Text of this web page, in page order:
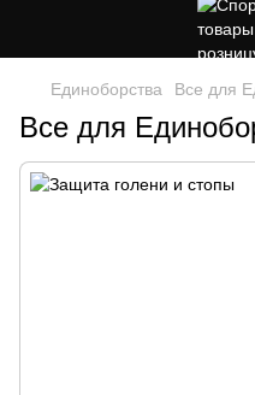
Единоборства Все для
Все для